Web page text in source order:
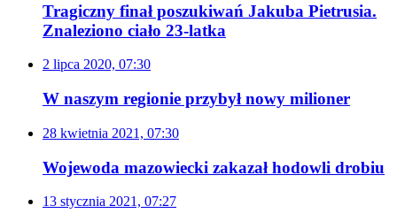
Tragiczny finał poszukiwań Jakuba Pietrusia.
Znaleziono ciało 23-latka
2 lipca 2020, 07:30
W naszym regionie przybył nowy milioner
28 kwietnia 2021, 07:30
Wojewoda mazowiecki zakazał hodowli drobiu
13 stycznia 2021, 07:27